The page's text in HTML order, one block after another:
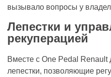
вызывало вопросы у
Лепестки и
рекуперацией
Вместе с One Pedal
лепестки, позволяющие